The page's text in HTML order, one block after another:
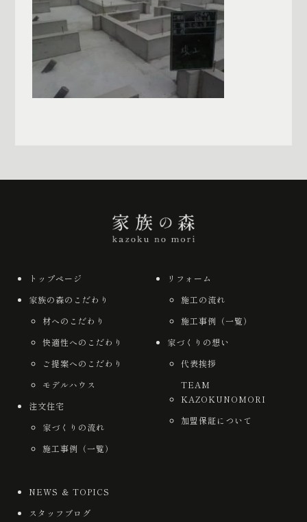
トップページ
家族の森のこだわり
材へのこだわり
快適性へのこだわり
ご提案へのこだわり
モデルハウス
注文住宅
家づくりの流れ
施工事例（一覧）
リフォーム
施工の流れ
施工事例（一覧）
家づくりの想い
代表挨拶
TEAM
KAZOKUNOMORI
加盟保証について
NEWS ＆ TOPICS
スタッフブログ